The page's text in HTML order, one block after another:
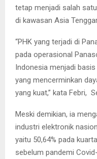
tetap menjadi salah
di kawasan Asia
“PHK yang terjadi di
pada operasional
Indonesia menjadi
yang mencerminkan
yang kuat,” kata Febri,
Meski demikian, ia
industri elektronik
yaitu 50,64% pada
sebelum pandemi